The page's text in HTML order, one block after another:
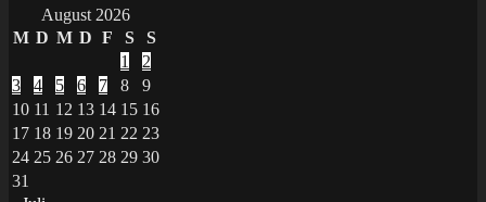
August 2026
M D M D F S
S
1
2
3
4 5 6 7 8
9
10 11 12 13 14 15 16
17 18 19 20 21 22 23
24 25 26 27 28 29 30
31